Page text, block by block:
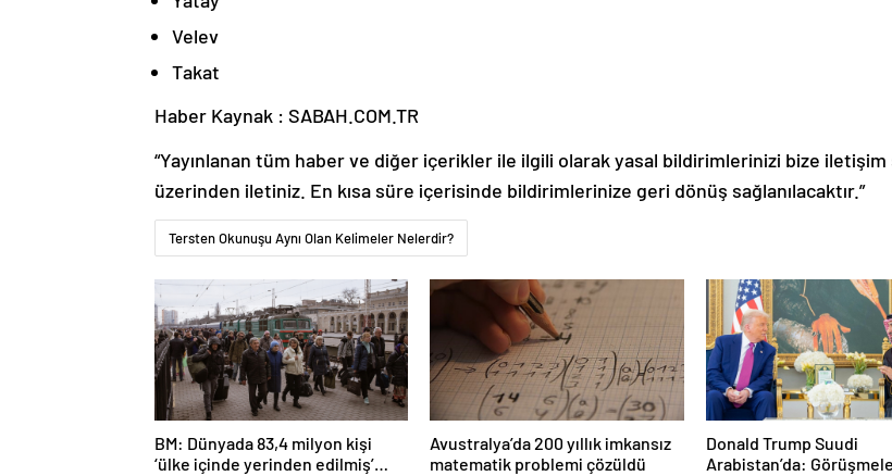
Velev
Takat
Haber Kaynak : SABAH.COM.TR
“Yayınlanan tüm haber ve diğer içerikler ile ilgili olarak yasal bildirimlerinizi bize iletişim
üzerinden iletiniz. En kısa süre içerisinde bildirimlerinize geri dönüş sağlanılacaktır.”
Tersten Okunuşu Aynı Olan Kelimeler Nelerdir?
BM: Dünyada 83,4 milyon kişi
‘ülke içinde yerinden edilmiş’
Avustralya’da 200 yıllık imkansız
matematik problemi çözüldü
Donald Trump Suudi
Arabistan’da: